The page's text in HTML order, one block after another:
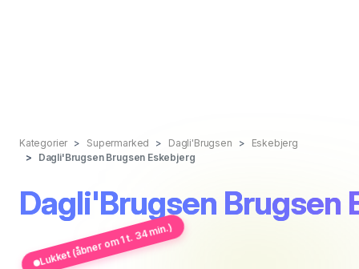
Kategorier Supermarked Dagli'Brugsen
Eskebjerg
Dagli'Brugsen Brugsen Eskebjerg
Dagli'Brugsen Brugsen
Lukket (åbner om 1 t. 34 min.)